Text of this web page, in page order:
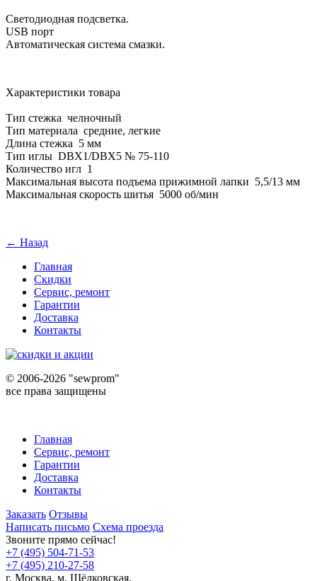
Светодиодная подсветка.
USB порт
Автоматическая система смазки.
Характеристики товара
Тип стежка челночный
Тип материала средние, легкие
Длина стежка 5 мм
Тип иглы DBX1/DBX5 № 75-110
Количество игл 1
Максимальная высота подъема прижимной лапки 5,5/13 мм
Максимальная скорость шитья 5000 об/мин
← Назад
Главная
Скидки
Сервис, ремонт
Гарантии
Доставка
Контакты
© 2006-2026 "sewprom"
все права защищены
Главная
Сервис, ремонт
Гарантии
Доставка
Контакты
Заказать Отзывы
Написать письмо Схема проезда
Звоните прямо сейчас!
+7 (495) 504-71-53
+7 (495) 210-27-58
г. Москва, м. Щёлковская,